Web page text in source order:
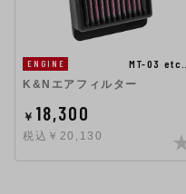
ENGINE
MT-03 etc…
K&Nエアフィルター
￥ 18,300
税込￥20,130